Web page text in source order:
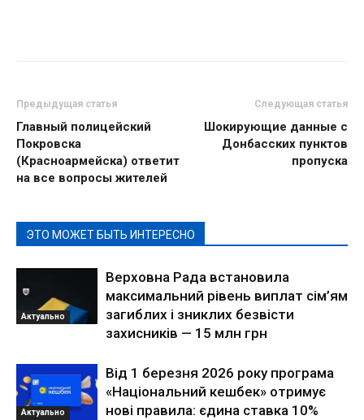
Предыдущая статья
Главный полицейский
Покровска
(Красноармейска) ответит
на все вопросы жителей
Следующая статья
Шокирующие данные с
Донбасских пунктов
пропуска
ЭТО МОЖЕТ БЫТЬ ИНТЕРЕСНО
Актуально
Верховна Рада встановила
максимальний рівень виплат сім’ям
загиблих і зниклих безвісти
захисників — 15 млн грн
Актуально
Від 1 березня 2026 року програма
«Національний кешбек» отримує
нові правила: єдина ставка 10%